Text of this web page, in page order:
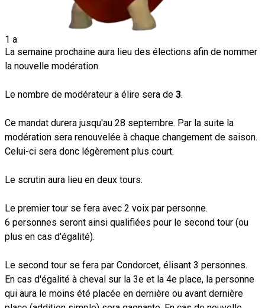
1 a
La semaine prochaine aura lieu des élections afin de nommer
la nouvelle modération.
Le nombre de modérateur a élire sera de 3.
Ce mandat durera jusqu'au 28 septembre. Par la suite la
modération sera renouvelée à chaque changement de saison.
Celui-ci sera donc légèrement plus court.
Le scrutin aura lieu en deux tours.
Le premier tour se fera avec 2 voix par personne.
6 personnes seront ainsi qualifiées pour le second tour (ou
plus en cas d'égalité).
Le second tour se fera par Condorcet, élisant 3 personnes.
En cas d'égalité à cheval sur la 3e et la 4e place, la personne
qui aura le moins été placée en dernière ou avant dernière